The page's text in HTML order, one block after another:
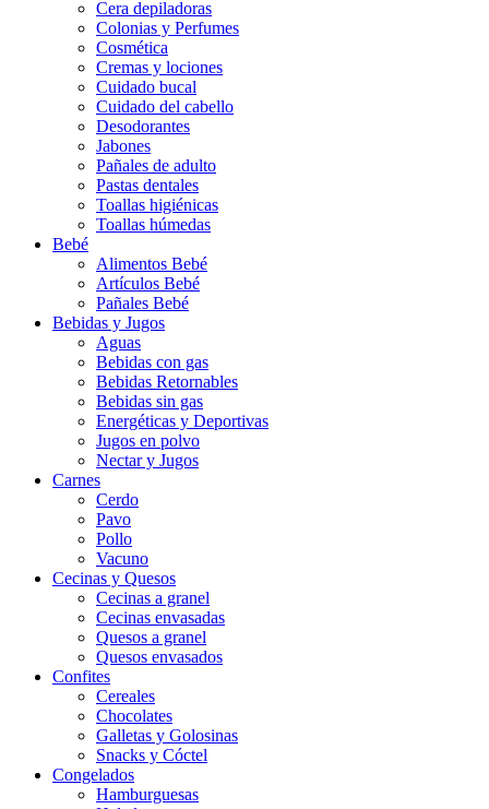
Cera depiladoras
Colonias y Perfumes
Cosmética
Cremas y lociones
Cuidado bucal
Cuidado del cabello
Desodorantes
Jabones
Pañales de adulto
Pastas dentales
Toallas higiénicas
Toallas húmedas
Bebé
Alimentos Bebé
Artículos Bebé
Pañales Bebé
Bebidas y Jugos
Aguas
Bebidas con gas
Bebidas Retornables
Bebidas sin gas
Energéticas y Deportivas
Jugos en polvo
Nectar y Jugos
Carnes
Cerdo
Pavo
Pollo
Vacuno
Cecinas y Quesos
Cecinas a granel
Cecinas envasadas
Quesos a granel
Quesos envasados
Confites
Cereales
Chocolates
Galletas y Golosinas
Snacks y Cóctel
Congelados
Hamburguesas